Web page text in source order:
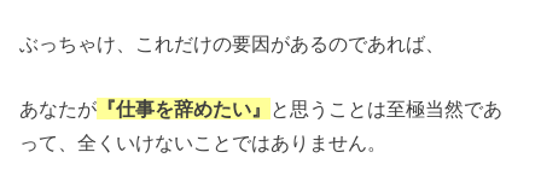
ぶっちゃけ、これだけの要因があるのであれば、
あなたが 『仕事を辞めたい』 と思うことは至極当然であ
って、全くいけないことではありません。